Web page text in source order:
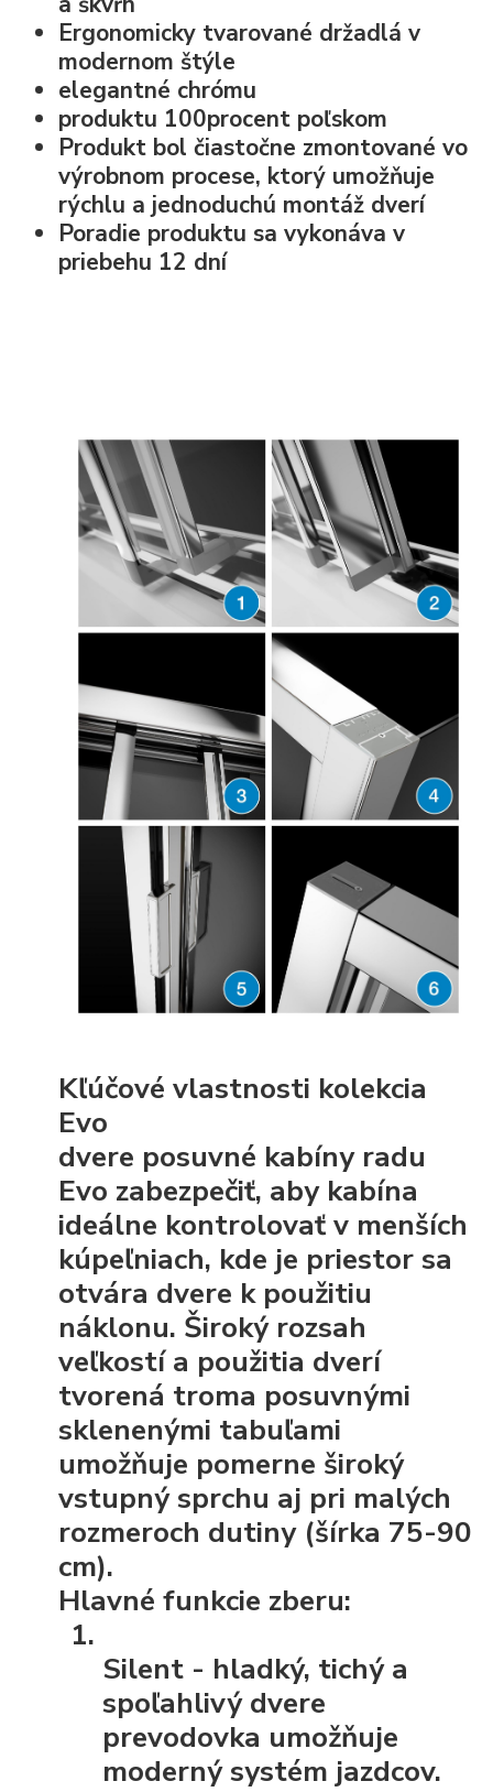
Ergonomicky tvarované držadlá v
modernom štýle
elegantné chrómu
produktu 100procent poľskom
Produkt bol čiastočne zmontované vo
výrobnom procese, ktorý umožňuje
rýchlu a jednoduchú montáž dverí
Poradie produktu sa vykonáva v
priebehu 12 dní
Kľúčové vlastnosti kolekcia
Evo
dvere posuvné kabíny radu
Evo zabezpečiť, aby kabína
ideálne kontrolovať v menších
kúpeľniach, kde je priestor sa
otvára dvere k použitiu
náklonu. Široký rozsah
veľkostí a použitia dverí
tvorená troma posuvnými
sklenenými tabuľami
umožňuje pomerne široký
vstupný sprchu aj pri malých
rozmeroch dutiny (šírka 75-90
cm).
Hlavné funkcie zberu:
Silent - hladký, tichý a
spoľahlivý dvere
prevodovka umožňuje
moderný systém jazdcov.